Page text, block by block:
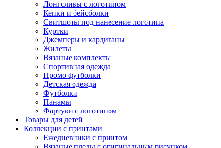
Лонгсливы с логотипом
Кепки и бейсболки
Свитшоты под нанесение логотипа
Куртки
Джемперы и кардиганы
Жилеты
Вязаные комплекты
Спортивная одежда
Промо футболки
Детская одежда
Футболки
Панамы
Фартуки с логотипом
Товары для детей
Коллекции с принтами
Ежедневники с принтом
Вязаные пледы с оригинальным рисунком